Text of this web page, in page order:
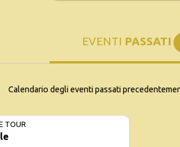
EVENTI PASSATI
Calendario degli eventi passati
TOUR